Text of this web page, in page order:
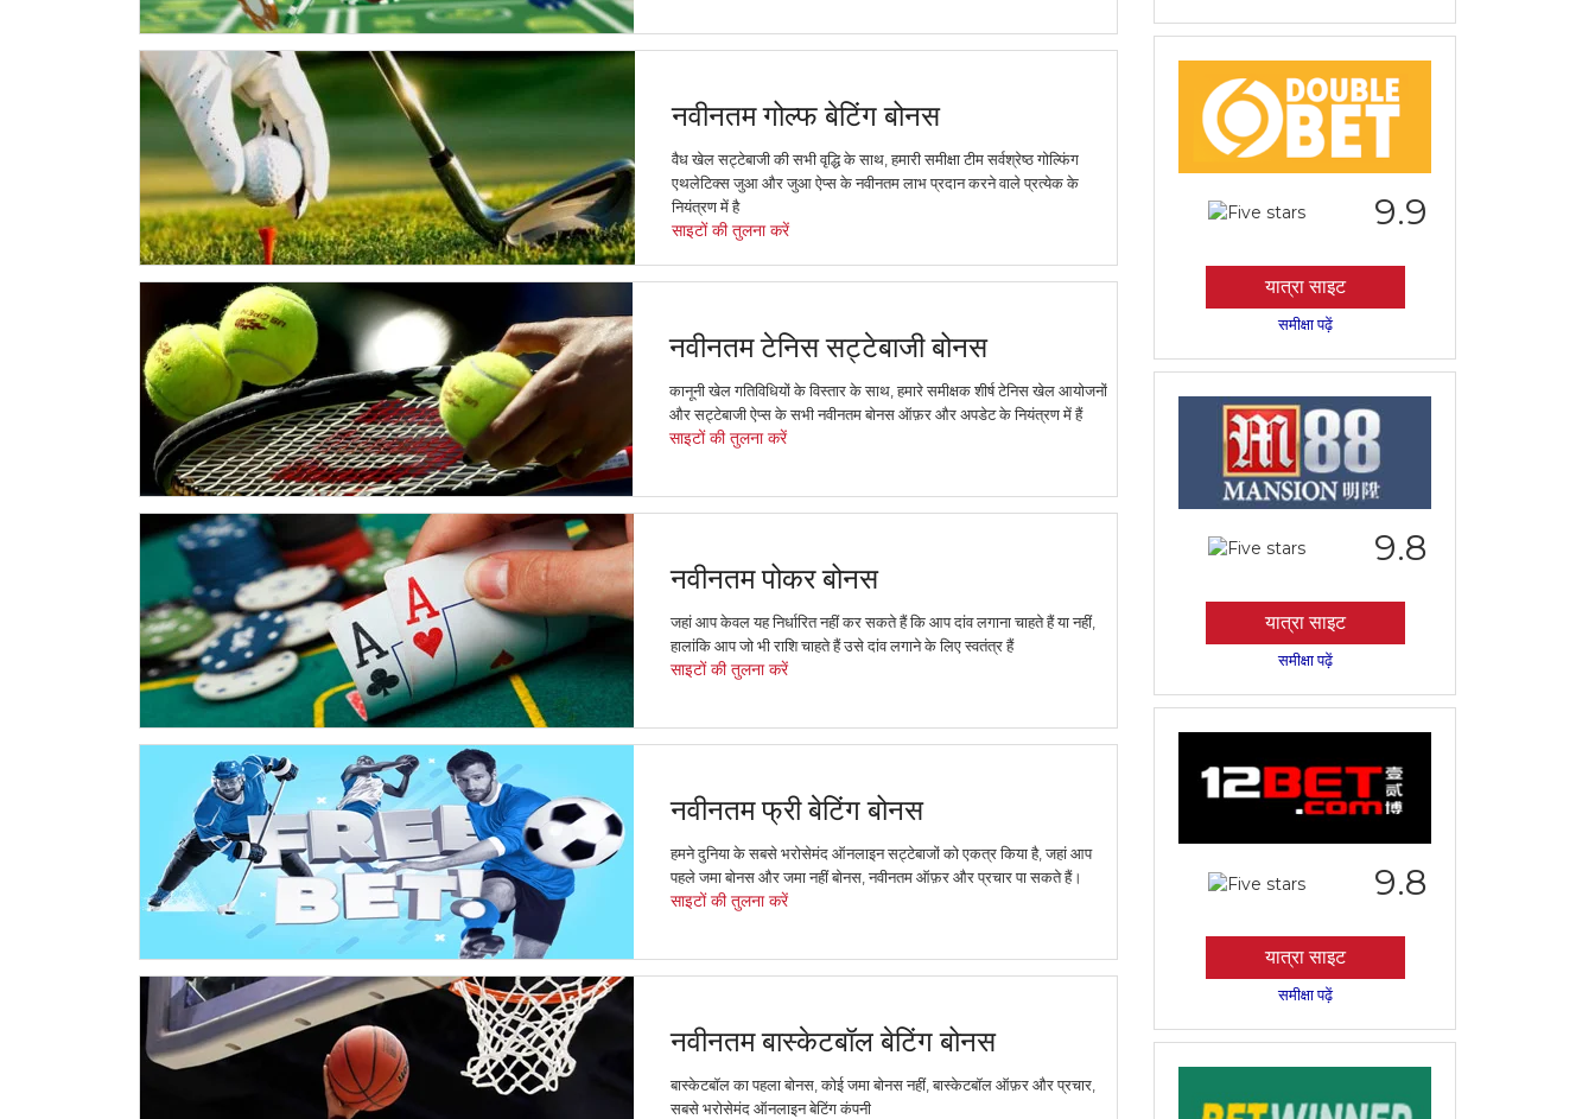
नवीनतम गोल्फ बेटिंग बोनस
वैध खेल सट्टेबाजी की सभी वृद्धि के साथ, हमारी समीक्षा टीम सर्वश्रेष्ठ गोल्फिंग
एथलेटिक्स जुआ और जुआ ऐप्स के नवीनतम लाभ प्रदान करने वाले प्रत्येक के
नियंत्रण में है
साइटों की तुलना करें
नवीनतम टेनिस सट्टेबाजी बोनस
कानूनी खेल गतिविधियों के विस्तार के साथ, हमारे समीक्षक शीर्ष टेनिस खेल आयोजनों
और सट्टेबाजी ऐप्स के सभी नवीनतम बोनस ऑफ़र और अपडेट के नियंत्रण में हैं
साइटों की तुलना करें
नवीनतम पोकर बोनस
जहां आप केवल यह निर्धारित नहीं कर सकते हैं कि आप दांव लगाना चाहते हैं या नहीं,
हालांकि आप जो भी राशि चाहते हैं उसे दांव लगाने के लिए स्वतंत्र हैं
साइटों की तुलना करें
नवीनतम फ्री बेटिंग बोनस
हमने दुनिया के सबसे भरोसेमंद ऑनलाइन सट्टेबाजों को एकत्र किया है, जहां आप
पहले जमा बोनस और जमा नहीं बोनस, नवीनतम ऑफ़र और प्रचार पा सकते हैं।
साइटों की तुलना करें
नवीनतम बास्केटबॉल बेटिंग बोनस
बास्केटबॉल का पहला बोनस, कोई जमा बोनस नहीं, बास्केटबॉल ऑफ़र और प्रचार,
सबसे भरोसेमंद ऑनलाइन बेटिंग कंपनी
9.9
यात्रा साइट
समीक्षा पढ़ें
9.8
यात्रा साइट
समीक्षा पढ़ें
9.8
यात्रा साइट
समीक्षा पढ़ें